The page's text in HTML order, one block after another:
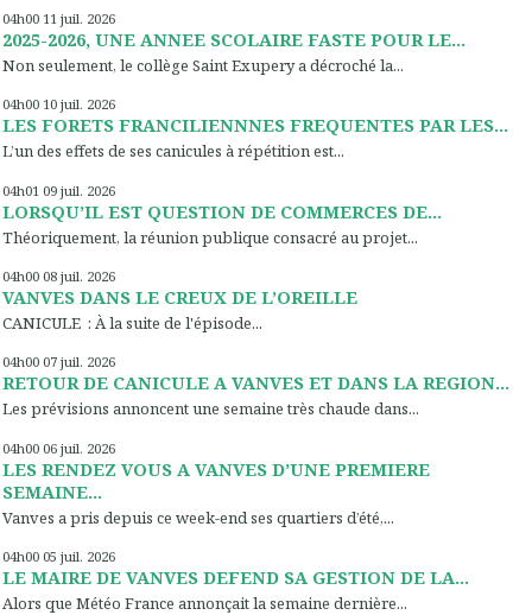
04h00 11 juil. 2026
2025-2026, UNE ANNEE SCOLAIRE FASTE POUR LE...
Non seulement, le collège Saint Exupery a décroché la...
04h00 10 juil. 2026
LES FORETS FRANCILIENNNES FREQUENTES PAR LES...
L’un des effets de ses canicules à répétition est...
04h01 09 juil. 2026
LORSQU’IL EST QUESTION DE COMMERCES DE...
Théoriquement, la réunion publique consacré au projet...
04h00 08 juil. 2026
VANVES DANS LE CREUX DE L’OREILLE
CANICULE : À la suite de l'épisode...
04h00 07 juil. 2026
RETOUR DE CANICULE A VANVES ET DANS LA REGION...
Les prévisions annoncent une semaine très chaude dans...
04h00 06 juil. 2026
LES RENDEZ VOUS A VANVES D’UNE PREMIERE
SEMAINE...
Vanves a pris depuis ce week-end ses quartiers d’été,...
04h00 05 juil. 2026
LE MAIRE DE VANVES DEFEND SA GESTION DE LA...
Alors que Météo France annonçait la semaine dernière...